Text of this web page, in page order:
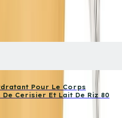
Pour Le Corps
Cerisier Et Lait De Riz 80